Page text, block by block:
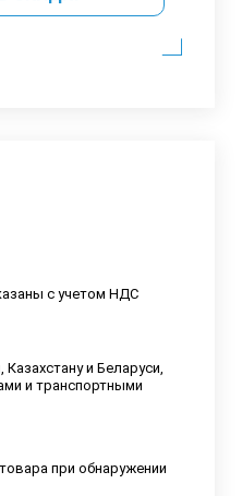
с учетом НДС
и Беларуси,
и транспортными
при обнаружении